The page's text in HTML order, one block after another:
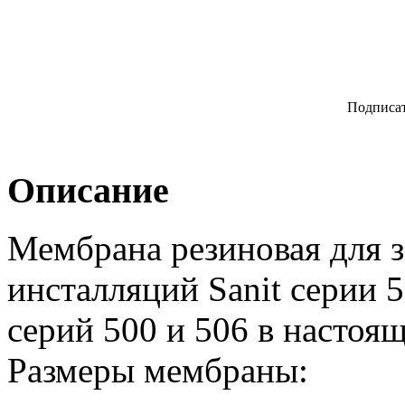
Описание
Мембрана резиновая для
инсталляций Sanit серии
серий 500 и 506 в
Размеры мембраны: